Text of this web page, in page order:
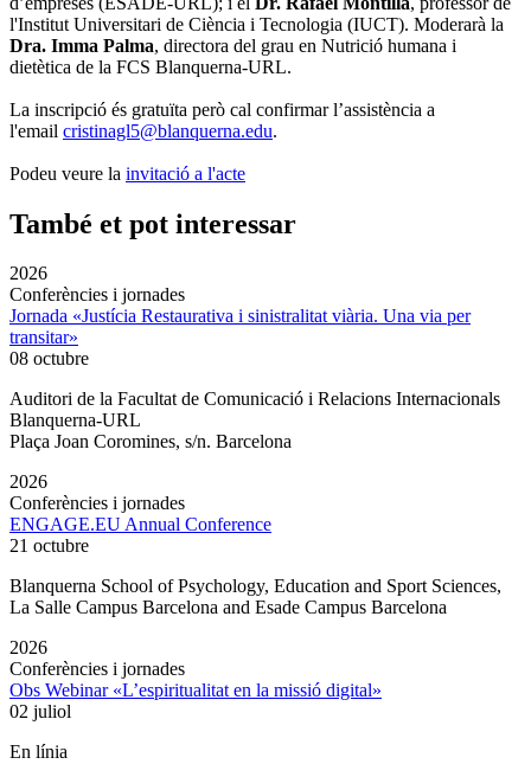
l'Institut Universitari de Ciència i Tecnologia (IUCT). Moderarà la
Dra. Imma Palma, directora del grau en Nutrició humana i
dietètica de la FCS Blanquerna-URL.
La inscripció és gratuïta però cal confirmar l’assistència a
l'email cristinagl5@blanquerna.edu.
Podeu veure la invitació a l'acte
També et pot interessar
2026
Conferències i jornades
Jornada «Justícia Restaurativa i sinistralitat viària. Una via per
transitar»
08 octubre
Auditori de la Facultat de Comunicació i Relacions Internacionals
Blanquerna-URL
Plaça Joan Coromines, s/n. Barcelona
2026
Conferències i jornades
ENGAGE.EU Annual Conference
21 octubre
Blanquerna School of Psychology, Education and Sport Sciences,
La Salle Campus Barcelona and Esade Campus Barcelona
2026
Conferències i jornades
Obs Webinar «L’espiritualitat en la missió digital»
02 juliol
En línia